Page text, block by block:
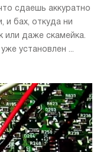
сдаешь аккуратно
и бах, откуда ни
или даже скамейка.
установлен ...